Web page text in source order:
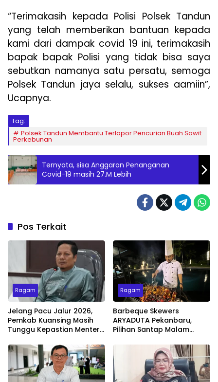
“Terimakasih kepada Polisi Polsek Tandun
yang telah memberikan bantuan kepada
kami dari dampak covid 19 ini, terimakasih
bapak bapak Polisi yang tidak bisa saya
sebutkan namanya satu persatu, semoga
Polsek Tandun jaya selalu, sukses aamiin”,
Ucapnya.
Tag:
Polsek Tandun Membantu Terlapor Pencurian Buah Sawit
Perkebunan
Ternyata, sisa Anggaran Penanganan
Covid-19 masih 27.M Lebih
Pos Terkait
Ragam
Jelang Pacu Jalur 2026,
Pemkab Kuansing Masih
Tunggu Kepastian Menteri
Ragam
Barbeque Skewers
ARYADUTA Pekanbaru,
Pilihan Santap Malam